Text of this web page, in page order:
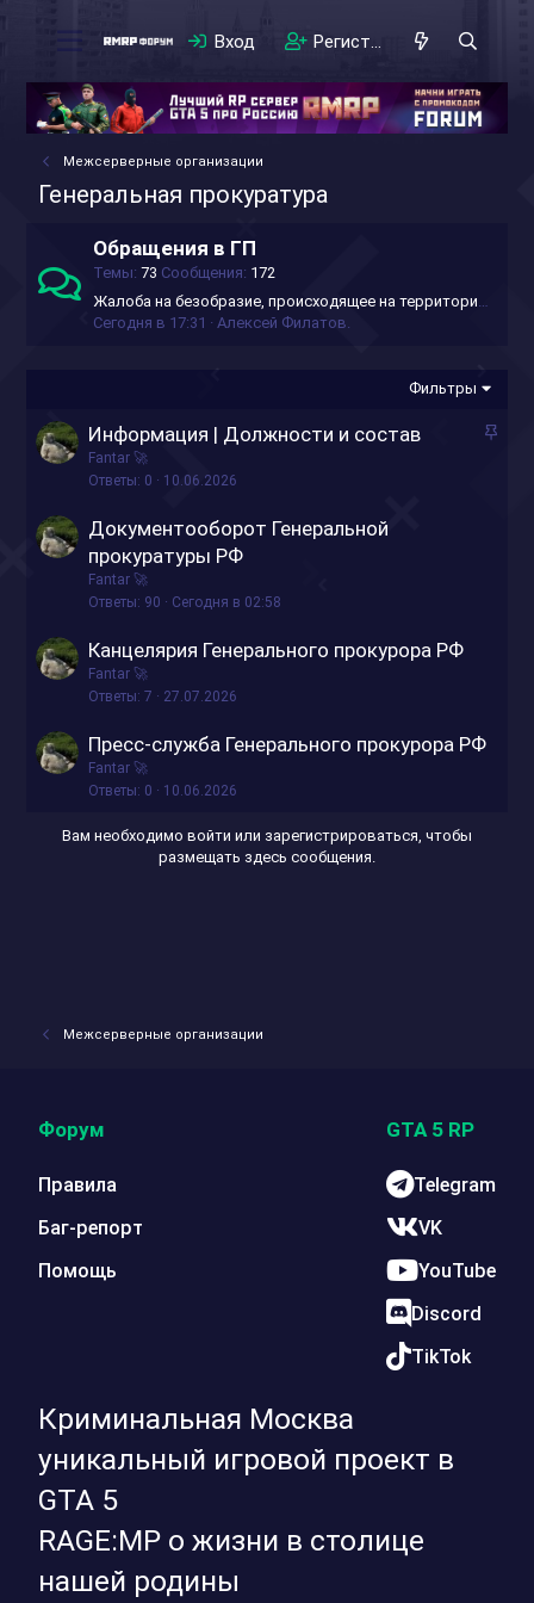
Вход Регистрация
Межсерверные организации
Генеральная прокуратура
Обращения в ГП
Темы 73 Сообщения 172
Жалоба на безобразие, происходящее на территории Патриаршего федерального округа
Сегодня в 17:31
Алексей Филатов.
Фильтры
З
Информация | Должности и состав
Fantar 🚀
Ответы 0 10.06.2026
Документооборот Генеральной
прокуратуры РФ
Fantar 🚀
Ответы 90 Сегодня в 02:58
Канцелярия Генерального прокурора РФ
Fantar 🚀
Ответы 7 27.07.2026
Пресс-служба Генерального прокурора РФ
Fantar 🚀
Ответы 0 10.06.2026
Вам необходимо войти или зарегистрироваться, чтобы
размещать здесь сообщения.
Межсерверные организации
Криминальная Москва
уникальный игровой проект в
GTA 5
RAGE:MP о жизни в столице
нашей родины
Форум
Правила
Баг-репорт
Помощь
GTA 5 RP
Telegram
VK
YouTube
Discord
TikTok